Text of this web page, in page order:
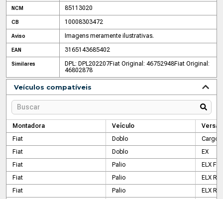
NCM 85113020
CB 10008303472
Aviso Imagens meramente ilustrativas.
EAN 3165143685402
Similares DPL: DPL202207Fiat Original: 46752948Fiat Original:
46802878
Veículos compatíveis
Montadora Veículo
Versão
Fiat
Doblo
Cargo
Fiat
Doblo
EX
Fiat
Palio
ELX
Fiat
Palio
ELX
Fiat
Palio
ELX